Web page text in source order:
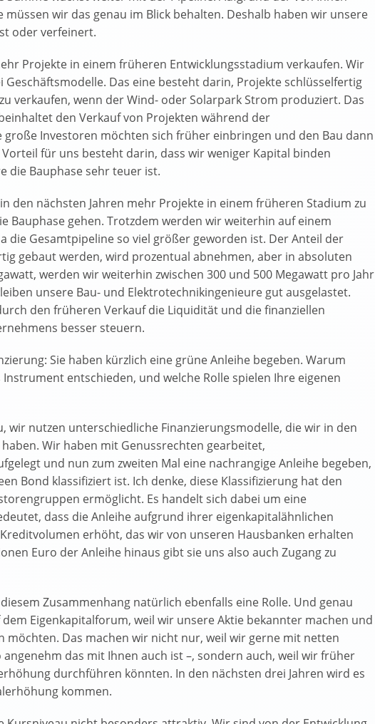
wir das genau im Blick behalten. Deshalb haben wir unsere
oder verfeinert.
Projekte in einem früheren Entwicklungsstadium verkaufen. Wir
Geschäftsmodelle. Das eine besteht darin, Projekte schlüsselfertig
verkaufen, wenn der Wind- oder Solarpark Strom produziert. Das
den Verkauf von Projekten während der
große Investoren möchten sich früher einbringen und den Bau dann
für uns besteht darin, dass wir weniger Kapital binden
die Bauphase sehr teuer ist.
den nächsten Jahren mehr Projekte in einem früheren Stadium zu
Bauphase gehen. Trotzdem werden wir weiterhin auf einem
die Gesamtpipeline so viel größer geworden ist. Der Anteil der
gebaut werden, wird prozentual abnehmen, aber in absoluten
werden wir weiterhin zwischen 300 und 500 Megawatt pro Jahr
unsere Bau- und Elektrotechnikingenieure gut ausgelastet.
den früheren Verkauf die Liquidität und die finanziellen
besser steuern.
Sie haben kürzlich eine grüne Anleihe begeben. Warum
Instrument entschieden, und welche Rolle spielen Ihre eigenen
wir nutzen unterschiedliche Finanzierungsmodelle, die wir in den
Wir haben mit Genussrechten gearbeitet,
und nun zum zweiten Mal eine nachrangige Anleihe begeben,
Bond klassifiziert ist. Ich denke, diese Klassifizierung hat den
ermöglicht. Es handelt sich dabei um eine
dass die Anleihe aufgrund ihrer eigenkapitalähnlichen
erhöht, das wir von unseren Hausbanken erhalten
Euro der Anleihe hinaus gibt sie uns also auch Zugang zu
Zusammenhang natürlich ebenfalls eine Rolle. Und genau
Eigenkapitalforum, weil wir unsere Aktie bekannter machen und
möchten. Das machen wir nicht nur, weil wir gerne mit netten
angenehm das mit Ihnen auch ist –, sondern auch, weil wir früher
durchführen könnten. In den nächsten drei Jahren wird es
kommen.